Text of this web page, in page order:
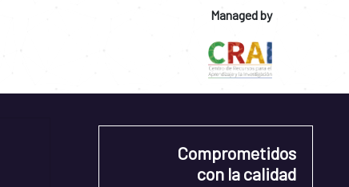
Managed by
Comprometidos
con la calidad